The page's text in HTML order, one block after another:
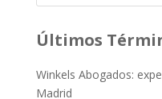
Últimos
Winkels Abogados:
Madrid